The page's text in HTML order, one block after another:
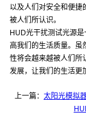
以及人们对安全和便捷
被人们所认识。
HUD光干扰测试光源
高我们的生活质量。虽
性将会越来越被人们所
发展，让我们的生活更
上一篇：太阳光模拟